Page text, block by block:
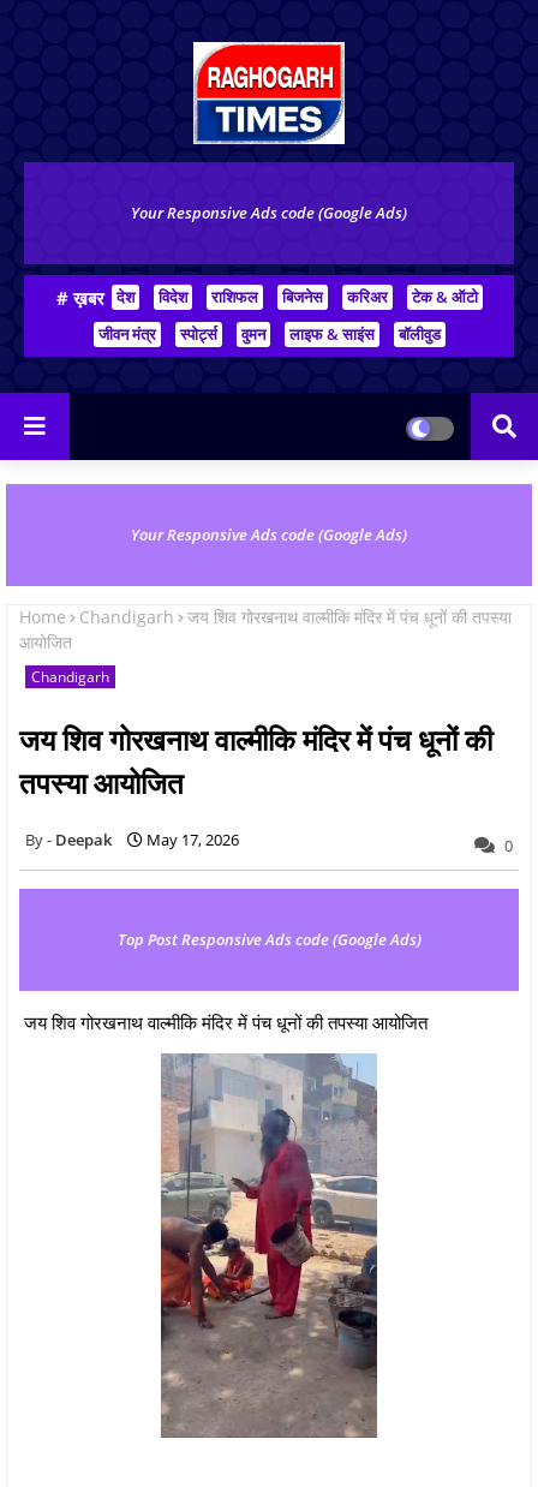
Your Responsive Ads code (Google Ads)
# ख़बर देश विदेश राशिफल बिजनेस करिअर
टेक & ऑटो
जीवन मंत्र
स्पोर्ट्स वुमन लाइफ & साइंस बॉलीवुड
Your Responsive Ads code (Google Ads)
Home Chandigarh
जय शिव गोरखनाथ वाल्मीकि मंदिर में पंच धूनों की तपस्या
आयोजित
Chandigarh
जय शिव गोरखनाथ वाल्मीकि मंदिर में पंच धूनों की
तपस्या आयोजित
Deepak May 17, 2026 0
Top Post Responsive Ads code (Google Ads)
जय शिव गोरखनाथ वाल्मीकि मंदिर में पंच धूनों की तपस्या आयोजित